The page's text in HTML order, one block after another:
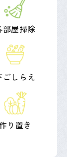
部屋掃除
ごしらえ
り置き